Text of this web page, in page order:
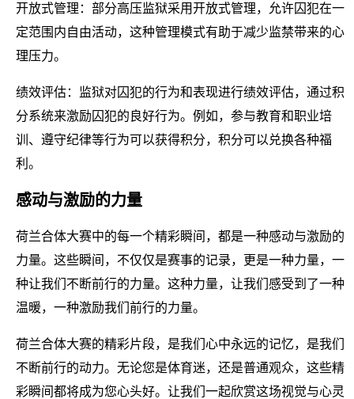
开放式管理：部分高压监狱采用开放式管理，允许囚犯在一
定范围内自由活动，这种管理模式有助于减少监禁带来的心
理压力。
绩效评估：监狱对囚犯的行为和表现进行绩效评估，通过积
分系统来激励囚犯的良好行为。例如，参与教育和职业培
训、遵守纪律等行为可以获得积分，积分可以兑换各种福
利。
感动与激励的力量
荷兰合体大赛中的每一个精彩瞬间，都是一种感动与激励的
力量。这些瞬间，不仅仅是赛事的记录，更是一种力量，一
种让我们不断前行的力量。这种力量，让我们感受到了一种
温暖，一种激励我们前行的力量。
荷兰合体大赛的精彩片段，是我们心中永远的记忆，是我们
不断前行的动力。无论您是体育迷，还是普通观众，这些精
彩瞬间都将成为您心头好。让我们一起欣赏这场视觉与心灵